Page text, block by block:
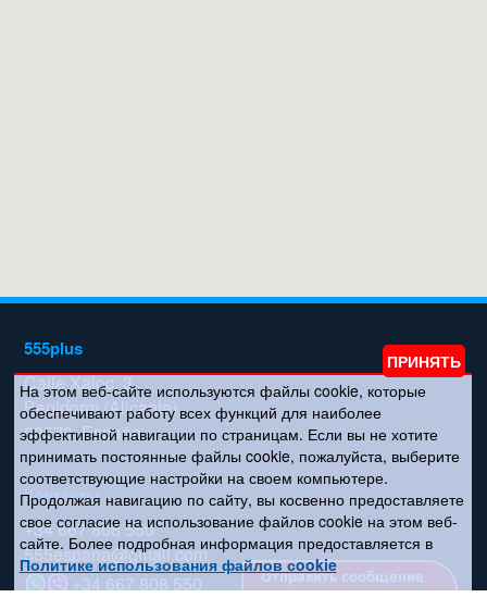
555plus
Calle Xaloc, 3
Benidorm (Alicante)
03570, España
Контакты
+34 667 808 550
555espana@gmail.com
Отправить сообщение
На этом веб-сайте используются файлы cookie, которые
обеспечивают работу всех функций для наиболее
эффективной навигации по страницам. Если вы не хотите
принимать постоянные файлы cookie, пожалуйста, выберите
соответствующие настройки на своем компьютере.
Продолжая навигацию по сайту, вы косвенно предоставляете
свое согласие на использование файлов cookie на этом веб-
сайте. Более подробная информация предоставляется в
Политике использования файлов сookie